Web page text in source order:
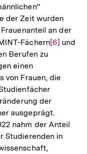
der Zeit wurden
an der
FächernZur
Fußnote
[6] und
Berufen zu
einen
von Frauen, die
der
ausgeprägt.
nahm der Anteil
Studierenden in